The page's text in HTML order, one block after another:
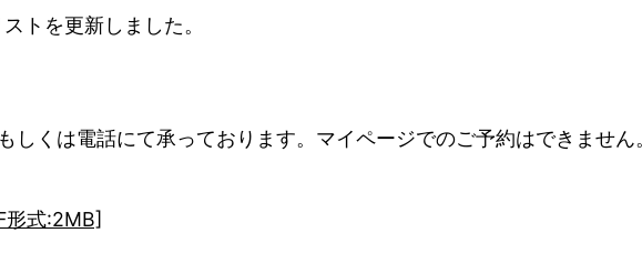
トを更新しました。
しくは電話にて承っております。マイページでのご予約はできません
形式:2MB]